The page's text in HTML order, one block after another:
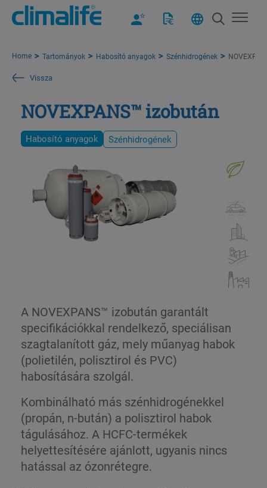
Home Tartományok Habosító anyagok Szénhidrogének
Vissza
NOVEXPANS™ izobután
Habosító anyagok Szénhidrogének
A NOVEXPANS™ izobután garantált
specifikációkkal rendelkező, speciálisan
szagtalanított gáz, mely műanyag habok
(polietilén, polisztirol és PVC)
habosítására szolgál.
Kombinálható más szénhidrogénekkel
(propán, n-bután) a polisztirol habok
tágulásához. A HCFC-termékek
helyettesítésére ajánlott, ugyanis nincs
hatással az ózonrétegre.